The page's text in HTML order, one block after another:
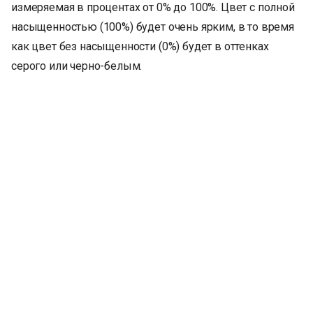
измеряемая в процентах от 0% до 100%. Цвет с полной
насыщенностью (100%) будет очень ярким, в то время
как цвет без насыщенности (0%) будет в оттенках
серого или черно-белым.